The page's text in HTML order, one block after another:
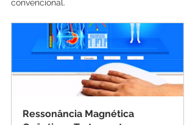
convencional.
Ressonância Magnética